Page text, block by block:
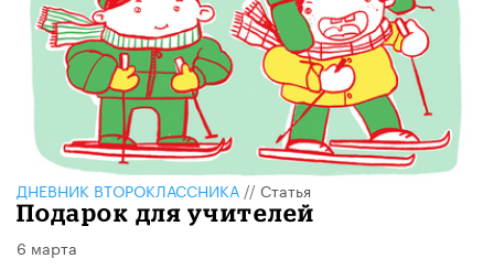
ДНЕВНИК ВТОРОКЛАССНИКА // Статья
Подарок для учителей
6 марта